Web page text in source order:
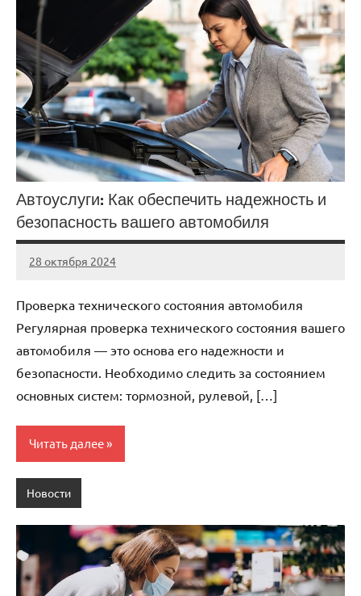
Автоуслуги: Как обеспечить надежность и
безопасность вашего автомобиля
28 октября 2024
Avtor
Нет
Проверка технического состояния автомобиля
Регулярная проверка технического состояния вашего
автомобиля — это основа его надежности и
безопасности. Необходимо следить за состоянием
основных систем: тормозной, рулевой, […]
Читать далее
Новости